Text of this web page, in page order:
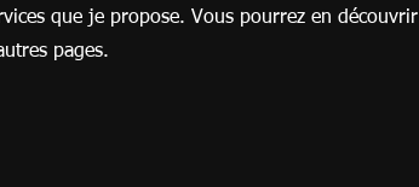
que je propose. Vous pourrez en découvrir
pages.